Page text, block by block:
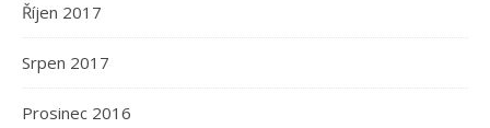
Říjen 2017
Srpen 2017
Prosinec 2016